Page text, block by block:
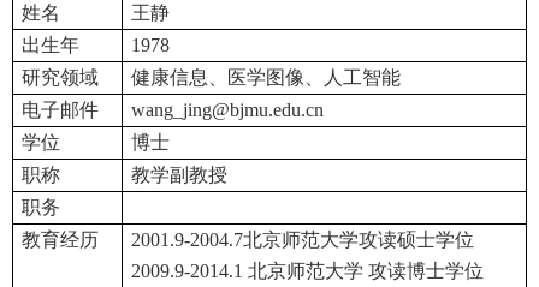
姓名
王静
出生年
1978
研究领域
健康信息、医学图像、人工智能
电子邮件
wang_jing@bjmu.edu.cn
学位
博士
职称
教学副教授
职务
教育经历
2001.9-2004.7北京师范大学攻读硕士学位
2009.9-2014.1 北京师范大学 攻读博士学位